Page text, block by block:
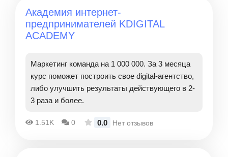
Академия интернет-
предпринимателей KDIGITAL
ACADEMY
Маркетинг команда на 1 000 000. За 3 месяца
курс поможет построить свое digital-агентство,
либо улучшить результаты действующего в 2-
3 раза и более.
1.51K 0 0.0 Нет отзывов